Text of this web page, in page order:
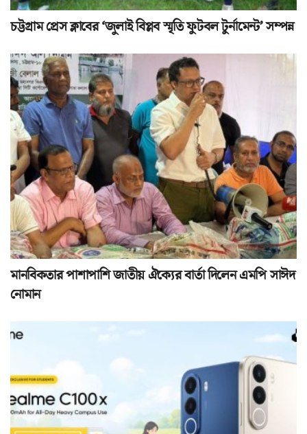
চট্টগ্রাম প্রেস ক্লাবের ‘জুলাই বিপ্লব স্মৃতি ফুটবল টুর্নামেন্ট’ সম্পন্ন
মানবিকতার পাশাপাশি জাতীয় ঐক্যের বার্তা দিলেন এমপি সাঈদ
নোমান